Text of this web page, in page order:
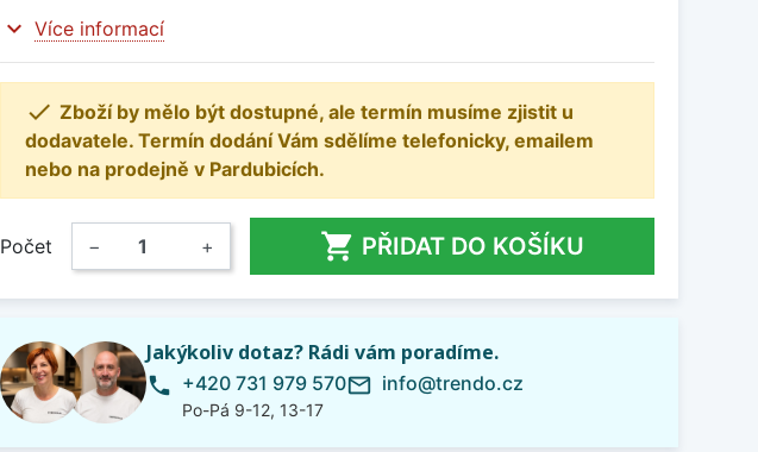
expand_more Více informací
 Zboží by mělo být dostupné, ale termín musíme zjistit u
dodavatele. Termín dodání Vám sdělíme telefonicky, emailem
nebo na prodejně v Pardubicích.
Počet − +  PŘIDAT DO KOŠÍKU
Jakýkoliv dotaz? Rádi vám poradíme.
phone +420 731 979 570
Po-Pá 9-12, 13-17
mail_outline info@trendo.cz